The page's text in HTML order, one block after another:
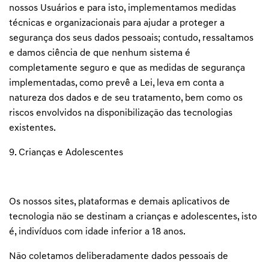
nossos Usuários e para isto, implementamos medidas
técnicas e organizacionais para ajudar a proteger a
segurança dos seus dados pessoais; contudo, ressaltamos
e damos ciência de que nenhum sistema é
completamente seguro e que as medidas de segurança
implementadas, como prevê a Lei, leva em conta a
natureza dos dados e de seu tratamento, bem como os
riscos envolvidos na disponibilização das tecnologias
existentes.
9. Crianças e Adolescentes
Os nossos sites, plataformas e demais aplicativos de
tecnologia não se destinam a crianças e adolescentes, isto
é, indivíduos com idade inferior a 18 anos.
Não coletamos deliberadamente dados pessoais de